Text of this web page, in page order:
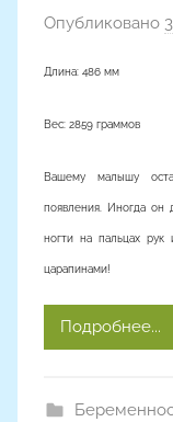
Опубликовано
Длина: 486 мм
Вес: 2859 граммов
Вашему малышу
появления. Иногда он
ногти на пальцах
царапинами!
Подробнее...